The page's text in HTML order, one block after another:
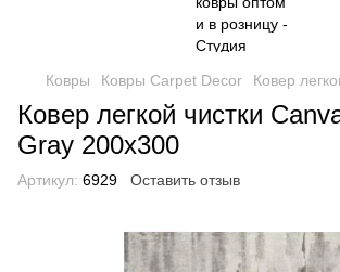
Ковры Ковры Carpet Decor Ковер
Ковер легкой чистки
Gray 200x300
Артикул: 6929 Оставить отзыв